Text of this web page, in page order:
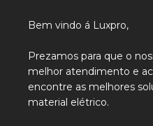
Bem vindo á Luxpro,
Prezamos para que o
melhor atendimento e
encontre as melhores
material elétrico.